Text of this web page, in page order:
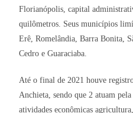
Florianópolis, capital
quilômetros. Seus municípios
Erê, Romelândia, Barra Bonita,
Cedro e Guaraciaba.
Até o final de 2021 houve
Anchieta, sendo que 2 atuam
atividades econômicas